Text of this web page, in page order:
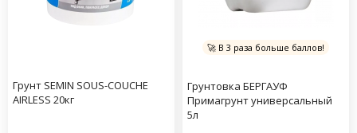
Грунт SEMIN SOUS-COUCHE
AIRLESS 20кг
🚀 В 3 раза больше баллов!
Грунтовка БЕРГАУФ
Примагрунт универсальный
5л